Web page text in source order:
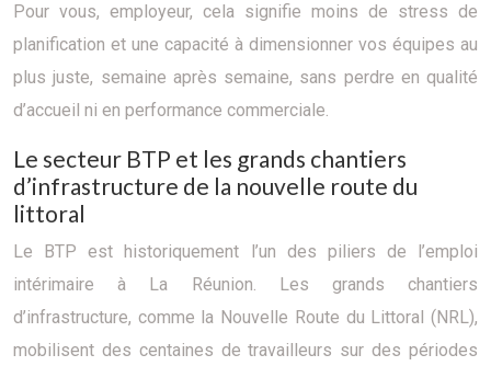
Pour vous, employeur, cela signifie moins de stress de
planification et une capacité à dimensionner vos équipes au
plus juste, semaine après semaine, sans perdre en qualité
d’accueil ni en performance commerciale.
Le secteur BTP et les grands chantiers
d’infrastructure de la nouvelle route du
littoral
Le BTP est historiquement l’un des piliers de l’emploi
intérimaire à La Réunion. Les grands chantiers
d’infrastructure, comme la Nouvelle Route du Littoral (NRL),
mobilisent des centaines de travailleurs sur des périodes